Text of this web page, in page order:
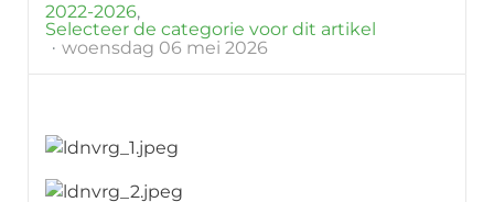
2022-2026
Selecteer de categorie voor dit artikel
woensdag 06 mei 2026